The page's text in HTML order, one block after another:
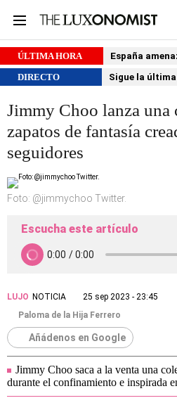
ÚLTIMA HORA
España
DIRECTO
Sigue la
Jimmy Choo lanza una
zapatos de fantasía
seguidores
Foto: @jimmychoo Twitter.
Escucha este artículo
LUJO NOTICIA
25 sep 2023 - 23:45
Paloma de la Hija Ferrero
Añádenos en Google
Jimmy Choo saca a la venta una
durante el confinamiento e inspirada